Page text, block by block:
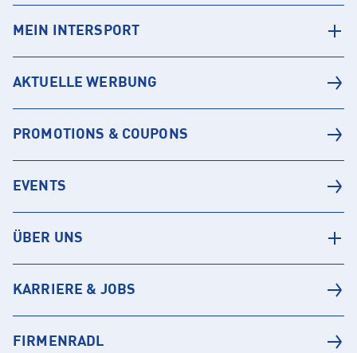
MEIN INTERSPORT
AKTUELLE WERBUNG
PROMOTIONS & COUPONS
EVENTS
ÜBER UNS
KARRIERE & JOBS
FIRMENRADL